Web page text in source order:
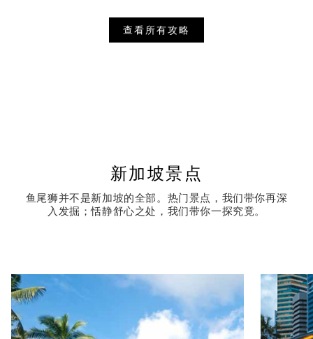
查看所有攻略
新加坡景点
鱼尾狮并不是新加坡的全部。热门景点，我们带你再深
入发掘；恬静舒心之处，我们带你一探究竟。